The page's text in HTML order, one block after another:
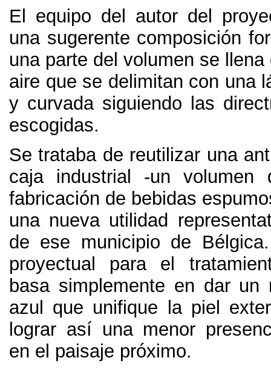
El equipo del autor del
una sugerente composición
una parte del volumen se
aire que se delimitan con una
y curvada siguiendo las
escogidas.
Se trataba de reutilizar una
caja industrial -un volumen
fabricación de bebidas
una nueva utilidad
de ese municipio de Bélgica
proyectual para el
basa simplemente en dar un
azul que unifique la piel
lograr así una menor
en el paisaje próximo.